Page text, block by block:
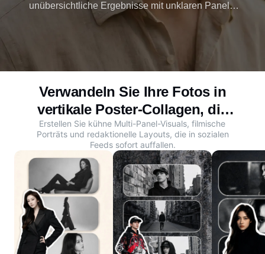
unübersichtliche Ergebnisse mit unklaren Panels.
Mit Dreamina können Sie in Sekundenschnelle
Fotos hochladen, Ihren Stil beschreiben und eine
ausgefeilte Collage erstellen. Heute kostenlos
erstellen.
Verwandeln Sie Ihre Fotos in
vertikale Poster-Collagen, die
das Scrollen stoppen
Erstellen Sie kühne Multi-Panel-Visuals, filmische
Porträts und redaktionelle Layouts, die in sozialen
Feeds sofort auffallen.